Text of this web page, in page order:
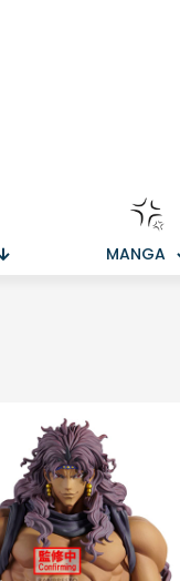
MANGA